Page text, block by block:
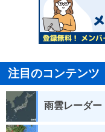
注目のコンテンツ
雨雲レーダー